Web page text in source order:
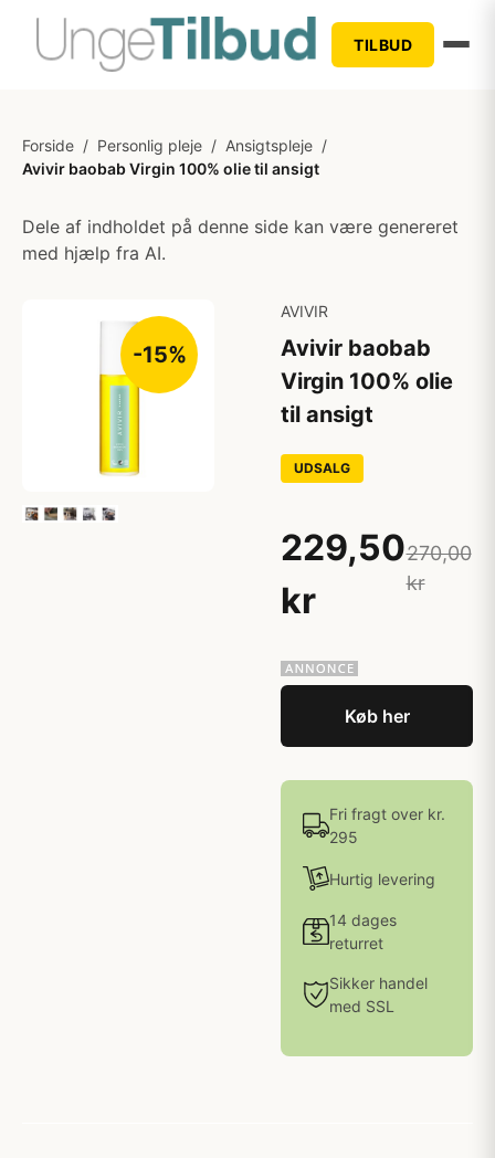
TILBUD
Forside / Personlig pleje / Ansigtspleje /
Avivir baobab Virgin 100% olie til ansigt
Dele af indholdet på denne side kan være genereret
med hjælp fra AI.
-15%
AVIVIR
Avivir baobab
Virgin 100% olie
til ansigt
UDSALG
229,50
kr
270,00
kr
Køb her
Fri fragt over kr.
295
Hurtig levering
14 dages
returret
Sikker handel
med SSL